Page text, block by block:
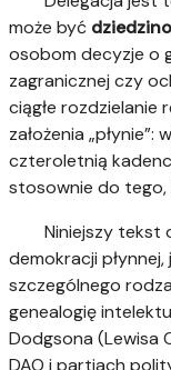
może być
osobom decyzje o
zagranicznej czy
ciągłe rozdzielanie
założenia
czteroletnią
stosownie do tego,
Niniejszy tekst
demokracji
szczególnego
genealogię
Dodgsona (Lewisa
DAO i partiach